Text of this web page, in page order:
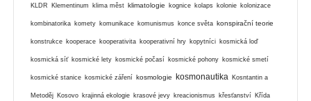
KLDR Klementinum klima měst klimatologie kognice kolaps kolonie kolonizace
kombinatorika komety komunikace komunismus konce světa konspirační teorie
konstrukce kooperace kooperativita kooperativní hry kopytníci kosmická loď
kosmická síť kosmické lety kosmické počasí kosmické pohony kosmické smetí
kosmické stanice kosmické záření kosmologie kosmonautika Kosntantin a
Metoděj Kosovo krajinná ekologie krasové jevy kreacionismus křesťanství Křída